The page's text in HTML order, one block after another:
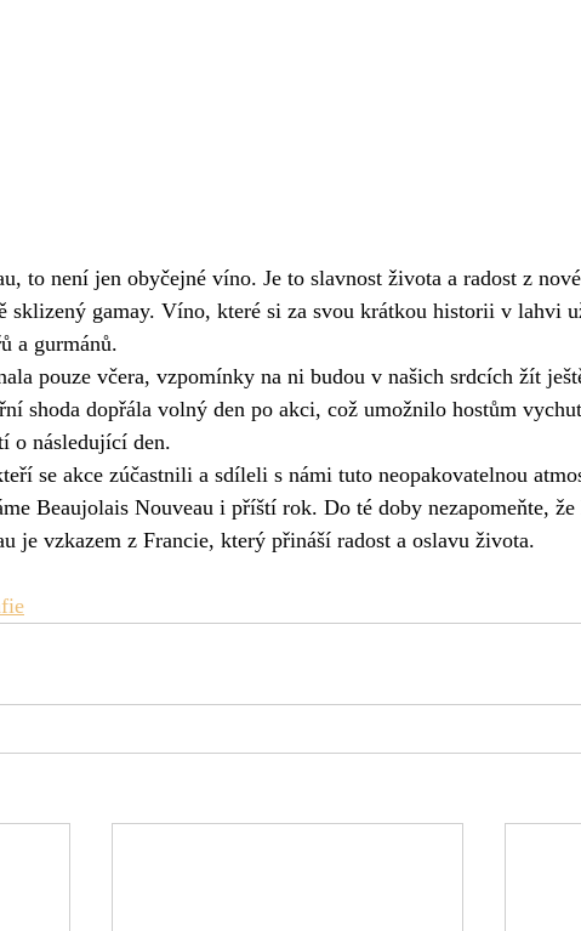
to není jen obyčejné víno. Je to slavnost života a radost z
sklizený gamay. Víno, které si za svou krátkou historii v lahvi
a gurmánů.
pouze včera, vzpomínky na ni budou v našich srdcích žít
shoda dopřála volný den po akci, což umožnilo hostům
o následující den.
se akce zúčastnili a sdíleli s námi tuto neopakovatelnou
Beaujolais Nouveau i příští rok. Do té doby nezapomeňte, že
je vzkazem z Francie, který přináší radost a oslavu života.